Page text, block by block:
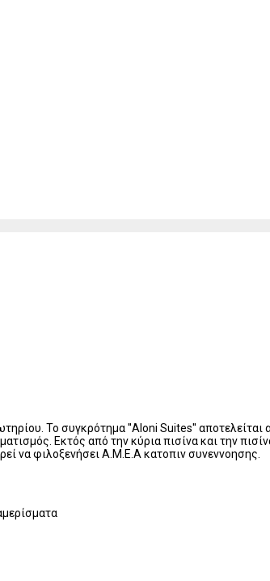
Το συγκρότημα ''Aloni Suites''
Εκτός από την κύρια πισίνα και την
να φιλοξενήσει Α.Μ.Ε.Α κατοπιν συνεννοησης.